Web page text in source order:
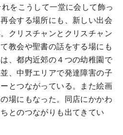
をこうして一堂に会して飾っ
会する場所にも、新しい出会
クリスチャンとクリスチャン
教会や聖書の話をする場にも
、都内近郊の４つの幼稚園で
、中野エリアで発達障害の子
とつながっている。また絵画
場にもなった。同店にかかわ
とのつながりも出てきてい